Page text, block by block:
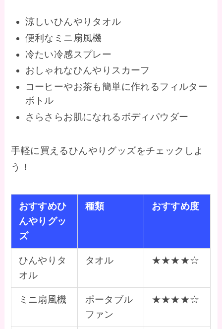
涼しいひんやりタオル
便利なミニ扇風機
冷たい冷感スプレー
おしゃれなひんやりスカーフ
コーヒーやお茶も簡単に作れるフィルター
ボトル
さらさらお肌になれるボディパウダー
手軽に買えるひんやりグッズをチェックしよ
う！
おすすめひ
んやりグッ
ズ
種類 おすすめ度
ひんやりタ
オル
タオル ★★★★☆
ミニ扇風機
ポータブル
ファン
★★★★☆